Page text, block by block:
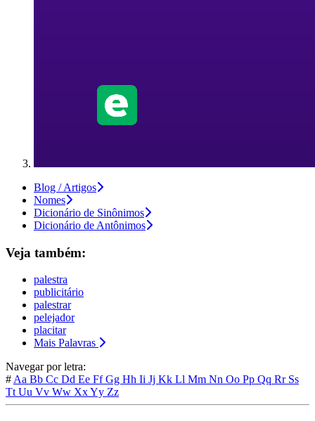
Blog / Artigos
Nomes
Dicionário de Sinônimos
Dicionário de Antônimos
Veja também:
palestra
publicitário
palestrar
pelejador
placitar
Mais Palavras
Navegar por letra:
#Aa Bb Cc Dd Ee FfGg Hh Ii Jj Kk Ll Mm Nn Oo Pp Qq Rr Ss
TtUu Vv Ww XxYy Zz